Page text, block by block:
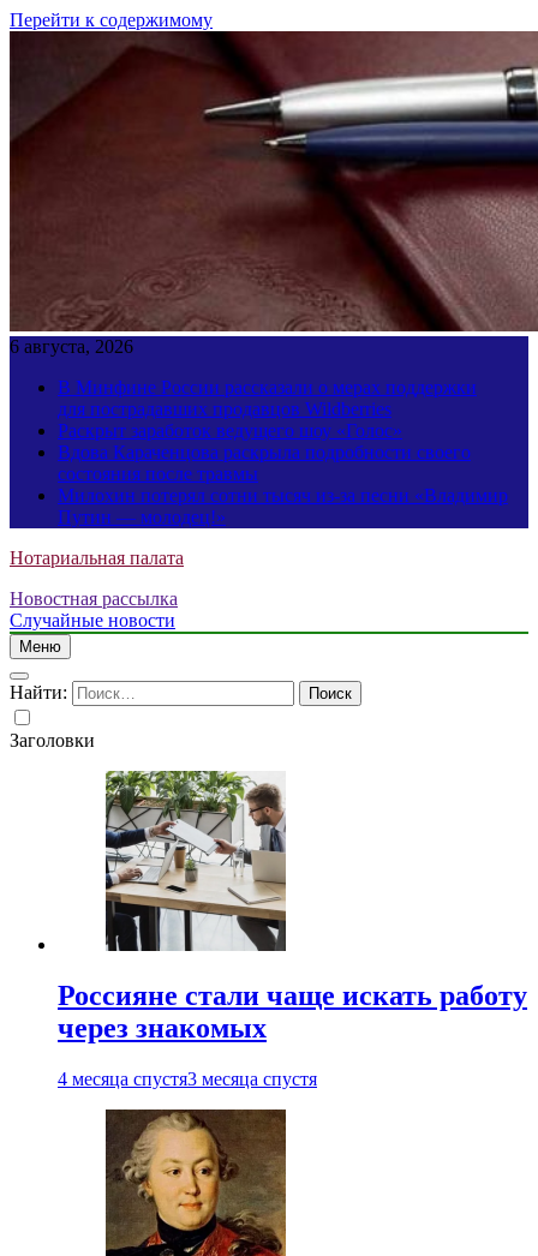
Перейти к содержимому
6 августа, 2026
В Минфине России рассказали о мерах поддержки
для пострадавших продавцов Wildberries
Раскрыт заработок ведущего шоу «Голос»
Вдова Караченцова раскрыла подробности своего
состояния после травмы
Милохин потерял сотни тысяч из-за песни «Владимир
Путин — молодец!»
Нотариальная палата
Новостная рассылка
Случайные новости
Меню
Найти:
Заголовки
Россияне стали чаще искать работу
через знакомых
4 месяца спустя3 месяца спустя